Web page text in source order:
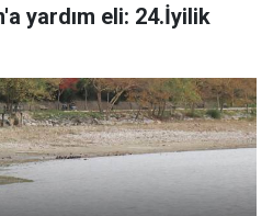
yardım eli: 24.İyilik